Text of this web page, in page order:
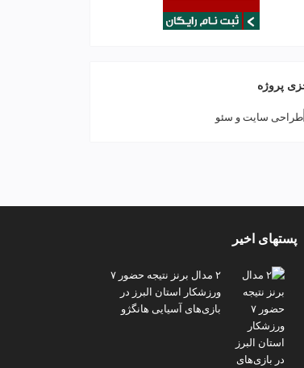
پروژه
پستهای اخیر
۲ مدال برنز نتیجه حضور ۷
ورزشکار استان البرز در
بازی‌های آسیایی هانگژو